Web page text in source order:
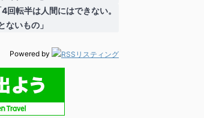
回転半は人間にはできない。
ないもの」
Powered by